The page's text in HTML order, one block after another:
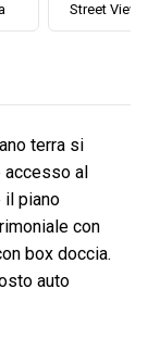
Street View
terra si
al
il piano
con
box doccia.
auto